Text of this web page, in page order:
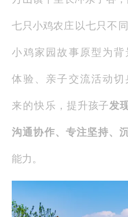
七只小鸡农庄以七只不
小鸡家园故事原型为
体验、亲子交流活动
来的快乐，提升孩子发
沟通协作、专注坚持、
能力。